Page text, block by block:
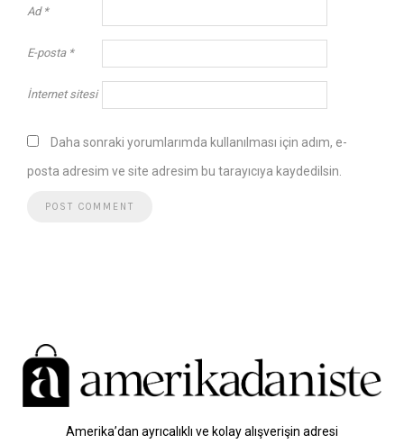
Ad *
E-posta *
İnternet sitesi
Daha sonraki yorumlarımda kullanılması için adım, e-
posta adresim ve site adresim bu tarayıcıya kaydedilsin.
Amerika’dan ayrıcalıklı ve kolay alışverişin adresi